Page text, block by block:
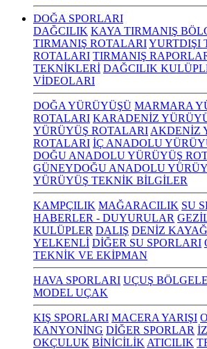
DOĞA SPORLARI
DAĞCILIK KAYA TIRMANIŞ
TIRMANIŞ ROTALARIYURTDIŞI
ROTALARI TIRMANIŞ
TEKNİKLERİ DAĞCILIK
VİDEOLARI
DOĞA YÜRÜYÜŞÜ MARMARA
ROTALARI KARADENİZ
YÜRÜYÜŞ ROTALARI AKDENİZ
ROTALARI İÇ ANADOLU
DOĞU ANADOLU YÜRÜYÜŞ
GÜNEYDOĞU ANADOLU
YÜRÜYÜŞ TEKNİK BİLGİLER
KAMPÇILIK MAĞARACILIK SU
HABERLER - DUYURULAR
KULÜPLER DALIŞ DENİZ
YELKENLİ DİĞER SU SPORLARI
TEKNİK VE EKİPMAN
HAVA SPORLARI UÇUŞ
MODEL UÇAK
KIŞ SPORLARI MACERA YARIŞI
KANYONİNG DİĞER SPORLAR
OKÇULUK BİNİCİLİK ATICILIK